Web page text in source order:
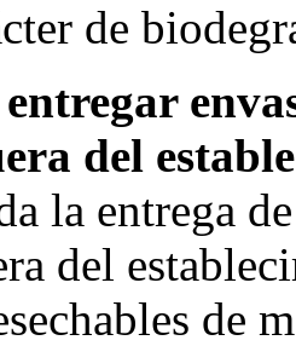
de
del
la entrega
del
de